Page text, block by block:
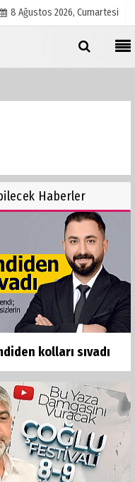
8 Ağustos 2026, Cumartesi
Haberler
kolları sıvadı